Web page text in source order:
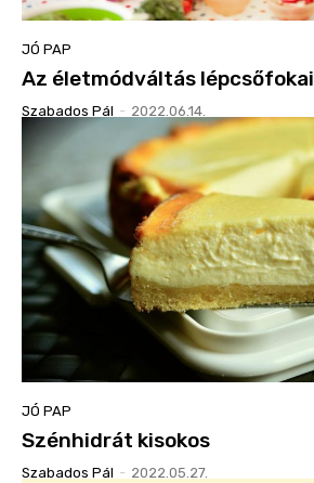
JÓ PAP
Az életmódváltás lépcsőfokai
Szabados Pál - 2022.06.14.
JÓ PAP
Szénhidrát kisokos
Szabados Pál - 2022.05.27.